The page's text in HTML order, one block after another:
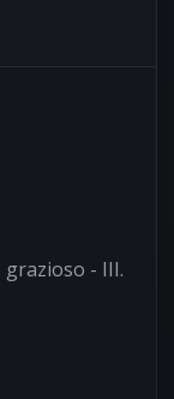
- III.